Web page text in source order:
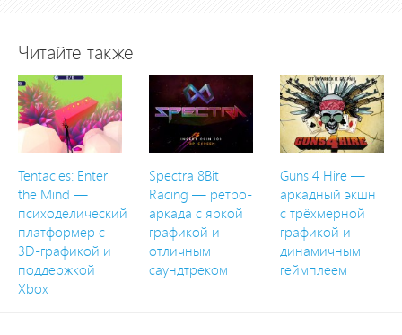
Читайте также
Tentacles: Enter
the Mind —
психоделический
платформер с
3D-графикой и
поддержкой
Xbox
Spectra 8Bit
Racing — ретро-
аркада с яркой
графикой и
отличным
саундтреком
Guns 4 Hire —
аркадный экшн
с трёхмерной
графикой и
динамичным
геймплеем